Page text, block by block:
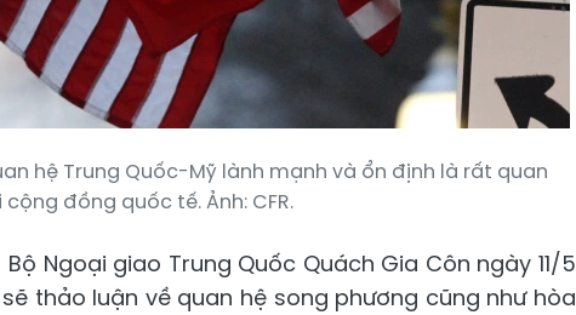
hệ Trung Quốc-Mỹ lành mạnh và ổn định là rất quan
đồng quốc tế. Ảnh: CFR.
Ngoại giao Trung Quốc Quách Gia Côn ngày 11/5
thảo luận về quan hệ song phương cũng như hòa